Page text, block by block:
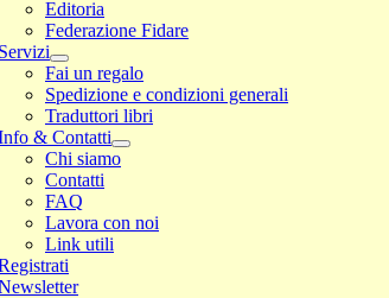
Editoria
Federazione Fidare
Fai un regalo
Spedizione e condizioni generali
Traduttori libri
& Contatti
Chi siamo
Contatti
FAQ
Lavora con noi
Link utili